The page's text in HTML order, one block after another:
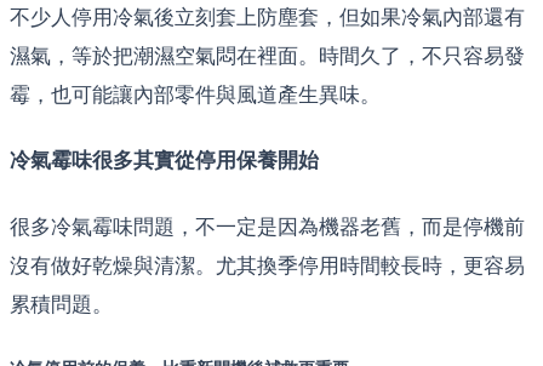
不少人停用冷氣後立刻套上防塵套，但如果冷氣內部還有
濕氣，等於把潮濕空氣悶在裡面。時間久了，不只容易發
霉，也可能讓內部零件與風道產生異味。
冷氣霉味很多其實從停用保養開始
很多冷氣霉味問題，不一定是因為機器老舊，而是停機前
沒有做好乾燥與清潔。尤其換季停用時間較長時，更容易
累積問題。